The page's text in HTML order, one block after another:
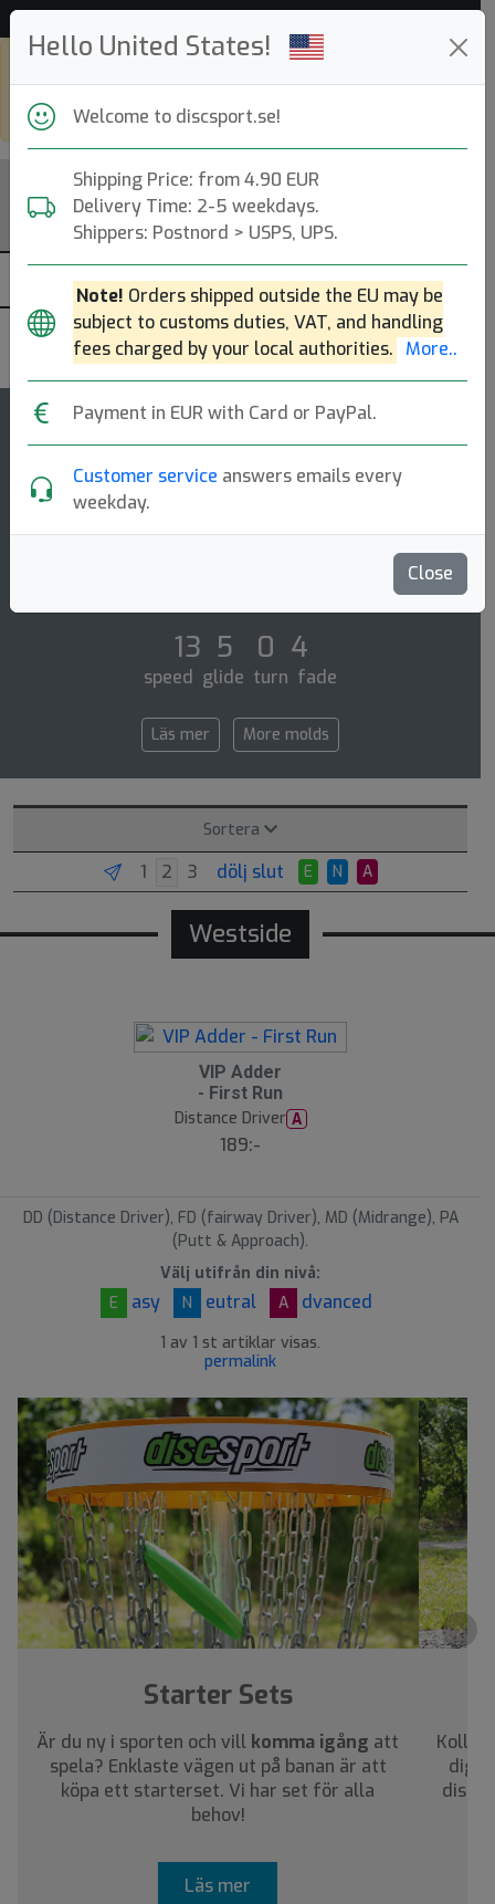
Hello United States!
Welcome to discsport.se!
Shipping Price: from 4.90 EUR
Delivery Time: 2-5 weekdays.
Shippers: Postnord > USPS, UPS.
Note! Orders shipped outside the EU may be
subject to customs duties, VAT, and handling
fees charged by your local authorities. More..
Payment in EUR with Card or PayPal.
Customer service answers emails every
weekday.
Close
english, go todiscsport.com
Westside
Adder
The adder is ready to bail disc golfers out of the
windiest of conditions. with high speed and a pop top
giving good glide, only the biggest [...]
13 5 0 4
speed glide turn fade
Läs mer More molds
Sortera
dölj slut E N A
Westside
VIP Adder
- First Run
Distance Driver A
189:-
DD (Distance Driver), FD (fairway Driver), MD (Midrange), PA
(Putt & Approach).
Välj utifrån din nivå:
E
asy N eutral A dvanced
1 av 1 st artiklar visas.
permalink
›
Starter Sets
Är du ny i sporten och vill komma igång att
spela? Enklaste vägen ut på banan är att
köpa ett starterset. Vi har set för alla
behov!
Läs mer
Kolla
dig